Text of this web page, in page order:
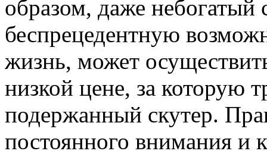
образом, даже
беспрецедентную
жизнь, может
низкой цене, за которую
подержанный скутер.
постоянного внимания и